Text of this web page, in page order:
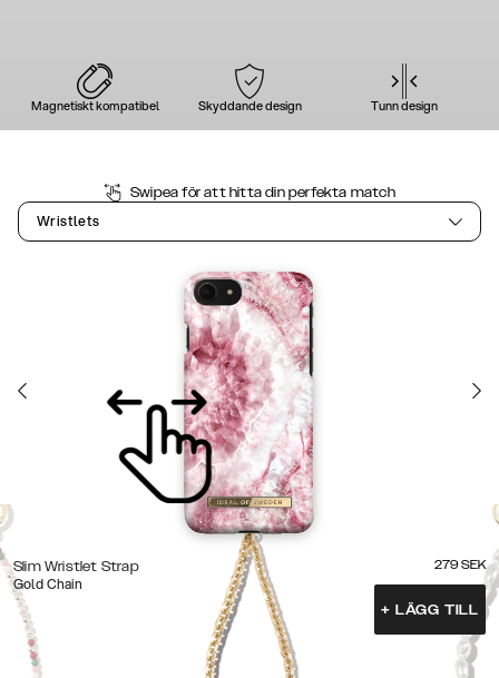
Magnetiskt kompatibel Skyddande design Tunn design
Swipea för att hitta din perfekta match
Wristlets
Slim Wristlet Strap
Gold Chain
279 SEK
+ LÄGG TILL